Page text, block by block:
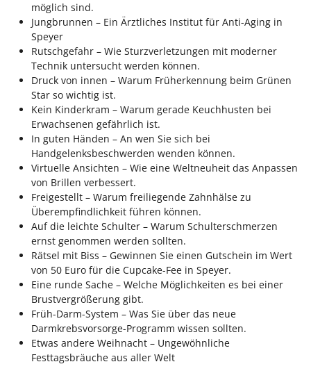
möglich sind.
Jungbrunnen – Ein Ärztliches Institut für Anti-Aging in
Speyer
Rutschgefahr – Wie Sturzverletzungen mit moderner
Technik untersucht werden können.
Druck von innen – Warum Früherkennung beim Grünen
Star so wichtig ist.
Kein Kinderkram – Warum gerade Keuchhusten bei
Erwachsenen gefährlich ist.
In guten Händen – An wen Sie sich bei
Handgelenksbeschwerden wenden können.
Virtuelle Ansichten – Wie eine Weltneuheit das Anpassen
von Brillen verbessert.
Freigestellt – Warum freiliegende Zahnhälse zu
Überempfindlichkeit führen können.
Auf die leichte Schulter – Warum Schulterschmerzen
ernst genommen werden sollten.
Rätsel mit Biss – Gewinnen Sie einen Gutschein im Wert
von 50 Euro für die Cupcake-Fee in Speyer.
Eine runde Sache – Welche Möglichkeiten es bei einer
Brustvergrößerung gibt.
Früh-Darm-System – Was Sie über das neue
Darmkrebsvorsorge-Programm wissen sollten.
Etwas andere Weihnacht – Ungewöhnliche
Festtagsbräuche aus aller Welt